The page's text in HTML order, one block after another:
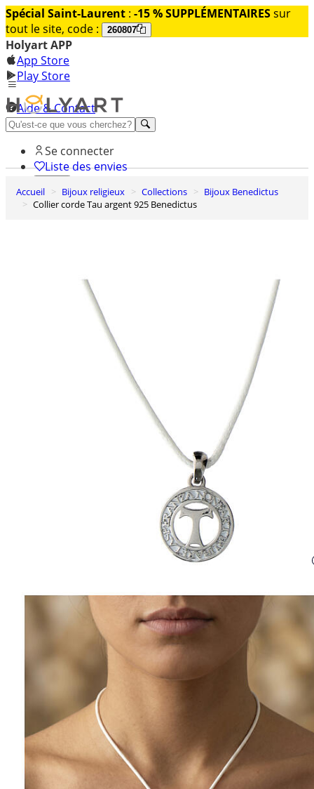
Spécial Saint-Laurent : -15 % SUPPLÉMENTAIRESsur
tout le site, code :
260807
Holyart APP
App Store
Play Store
Aide & Contact
Découvrez Premium
Se connecter
Liste des envies
0
Panier
Accueil Bijoux religieux Collections
Bijoux Benedictus
Collier corde Tau argent 925 Benedictus